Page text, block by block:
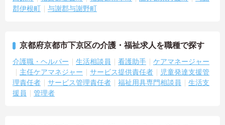
郡伊根町
与謝郡与謝野町
京都府京都市下京区の介護・福祉求人を職種で探す
介護職・ヘルパー 生活相談員 看護助手
ケアマネージャー
主任ケアマネジャー
サービス提供責任者
児童発達支援管
理責任者
サービス管理責任者 福祉用具専門相談員
生活支
援員
管理者